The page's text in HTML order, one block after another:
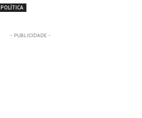
POLÍTICA
- PUBLICIDADE -